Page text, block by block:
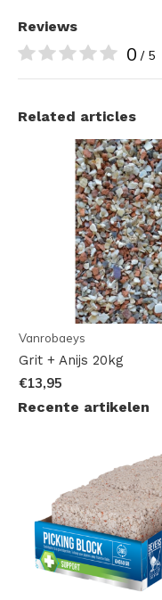
Reviews
0 / 5
Related articles
Vanrobaeys
Grit + Anijs 20kg
€13,95
Recente artikelen